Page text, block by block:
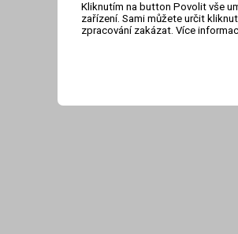
Kliknutím na button Povolit vše
zařízení. Sami můžete určit
zpracování zakázat. Více